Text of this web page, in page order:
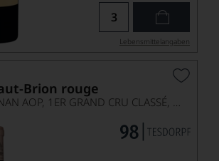
Lebensmittel­angaben
Brion rouge
PESSAC-LÉOGNAN AOP, 1ER GRAND CRU CLASSÉ, MAGNUM